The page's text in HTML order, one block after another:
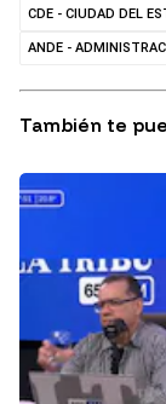
CDE - CIUDAD DEL
ANDE -
También te